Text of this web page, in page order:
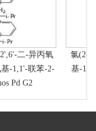
二-异丙氧
-1,1'-联苯-2-
Pd G2
氯(2-二
基-1,1'-